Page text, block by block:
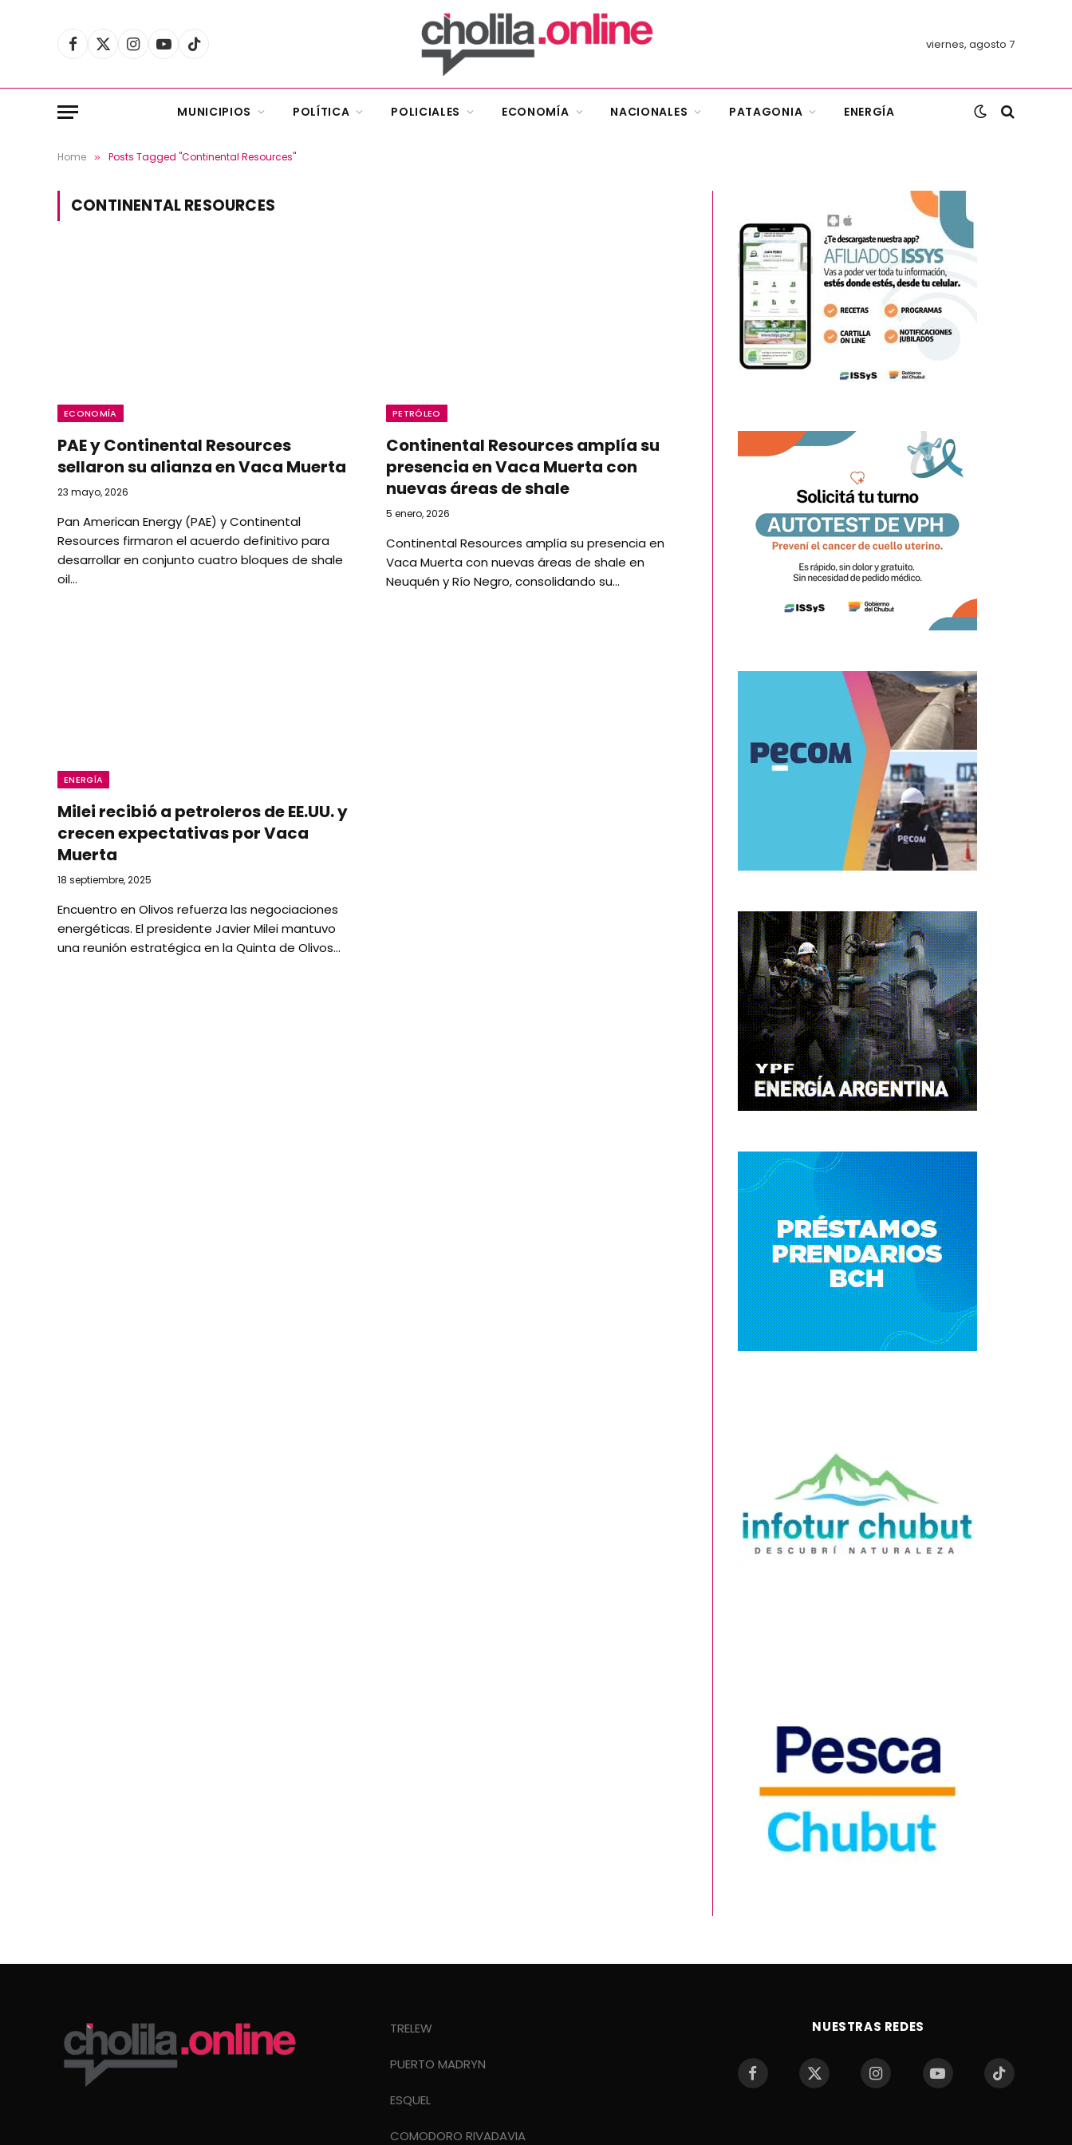
Facebook
X
Instagram
YouTubeTikTok viernes, agosto 7
MUNICIPIOS POLÍTICA POLICIALES ECONOMÍA NACIONALES PATAGONIA ENERGÍA
Home » Posts Tagged "Continental Resources"
CONTINENTAL RESOURCES
ECONOMÍA
PAE y Continental Resources
sellaron su alianza en Vaca Muerta
23 mayo, 2026
Pan American Energy (PAE) y Continental
Resources firmaron el acuerdo definitivo para
desarrollar en conjunto cuatro bloques de shale
oil…
PETRÓLEO
Continental Resources amplía su
presencia en Vaca Muerta con
nuevas áreas de shale
5 enero, 2026
Continental Resources amplía su presencia en
Vaca Muerta con nuevas áreas de shale en
Neuquén y Río Negro, consolidando su…
ENERGÍA
Milei recibió a petroleros de EE.UU. y
crecen expectativas por Vaca
Muerta
18 septiembre, 2025
Encuentro en Olivos refuerza las negociaciones
energéticas. El presidente Javier Milei mantuvo
una reunión estratégica en la Quinta de Olivos…
TRELEW
PUERTO MADRYN
ESQUEL
COMODORO RIVADAVIA
NUESTRAS REDES
Facebook X
InstagramYouTube TikTok